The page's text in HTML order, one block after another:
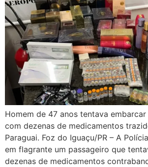
Homem de 47 anos tentava embarcar
com dezenas de medicamentos
Paraguai. Foz do Iguaçu/PR – A
em flagrante um passageiro que
dezenas de medicamentos